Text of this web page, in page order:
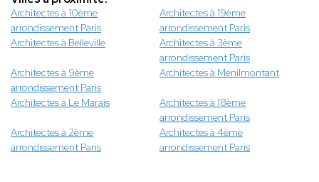
Architectes à 10ème
arrondissement Paris
Architectes à 19ème
arrondissement Paris
Architectes à Belleville
Architectes à 3ème
arrondissement Paris
Architectes à 9ème
arrondissement Paris
Architectes à Menilmontant
Architectes à Le Marais
Architectes à 18ème
arrondissement Paris
Architectes à 2ème
arrondissement Paris
Architectes à 4ème
arrondissement Paris